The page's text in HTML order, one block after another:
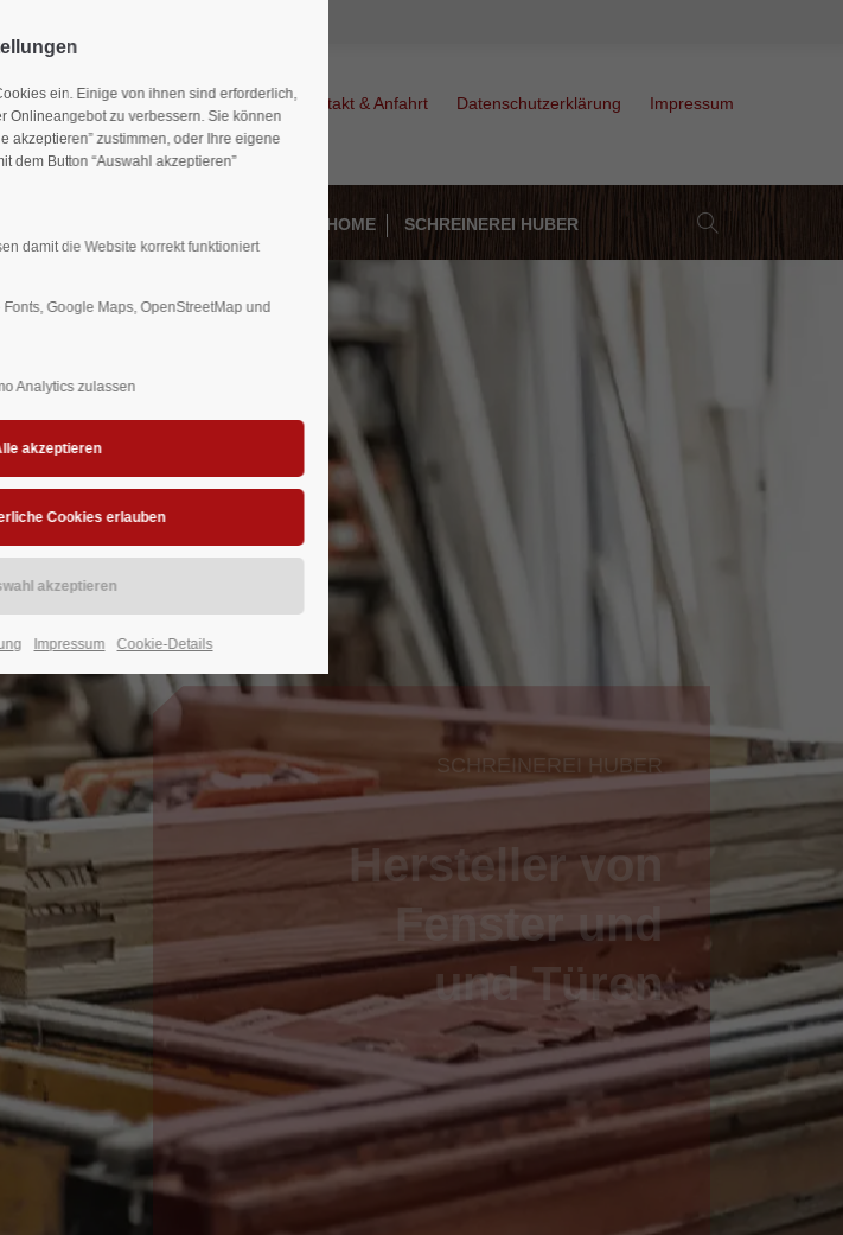
Cybersteel Inc.
376-293 City Road, Suite 600
Have any questions?
Aenean massa. Cum sociis natoque
EASY HOME SCHREINEREI HUBER
Jobs Kontakt & Anfahrt Datenschutzerklärung Impressum
SCHREINEREI HUBER
Hersteller von
Fenster und
und Türen
ein. Einige von ihnen sind erforderlich,
Onlineangebot zu verbessern. Sie können
akzeptieren” zustimmen, oder Ihre eigene
dem Button “Auswahl akzeptieren”
damit die Website korrekt funktioniert
Google Maps, OpenStreetMap und
Analytics zulassen
Impressum Cookie-Details